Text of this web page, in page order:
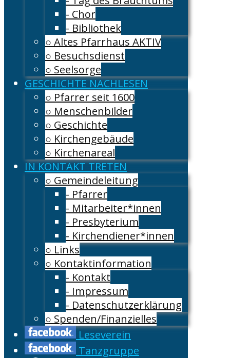
- Chor
- Bibliothek
○ Altes Pfarrhaus AKTIV
○ Besuchsdienst
○ Seelsorge
GESCHICHTE NACHLESEN
○ Pfarrer seit 1600
○ Menschenbilder
○ Geschichte
○ Kirchengebäude
○ Kirchenareal
IN KONTAKT TRETEN
○ Gemeindeleitung
- Pfarrer
- Mitarbeiter*innen
- Presbyterium
- Kirchendiener*innen
○ Links
○ Kontaktinformation
- Kontakt
- Impressum
- Datenschutzerklärung
○ Spenden/Finanzielles
Leseverein
Tanzgruppe